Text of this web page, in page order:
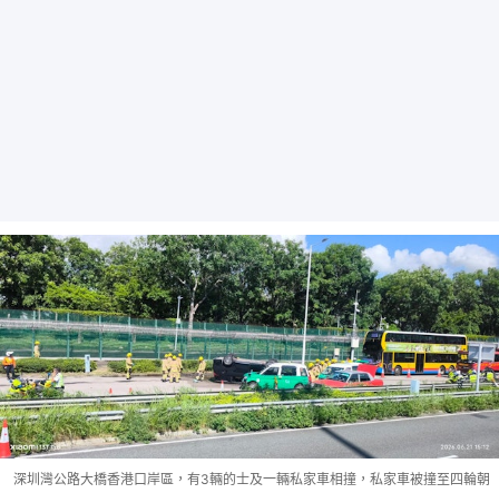
深圳灣公路大橋香港口岸區，有3輛的士及一輛私家車相撞，私家車被撞至四輪朝